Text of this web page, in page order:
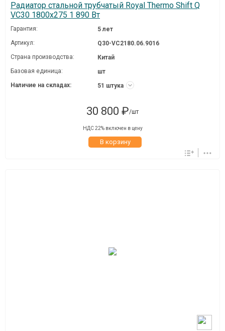
Радиатор стальной трубчатый Royal Thermo Shift Q
VC30 1800x275 1 890 Вт
Гарантия:
5 лет
Артикул:
Q30-VC2180.06.9016
Страна производства:
Китай
Базовая единица:
шт
Наличие на складах:
51 штука
30 800 ₽/шт
НДС 22% включен в цену
В корзину